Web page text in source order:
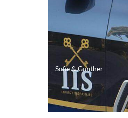
Sofie & Gunther